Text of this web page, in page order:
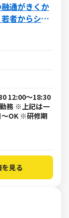
通がきくか
者からシニ
12:00～18:30
務 ※上記は一
～OK ※研修期
見る